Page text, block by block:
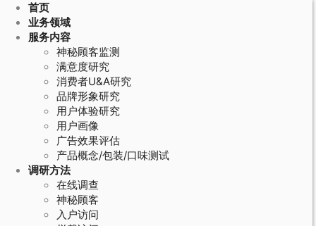
首页
业务领域
服务内容
神秘顾客监测
满意度研究
消费者U&A研究
品牌形象研究
用户体验研究
用户画像
广告效果评估
产品概念/包装/口味测试
调研方法
在线调查
神秘顾客
入户访问